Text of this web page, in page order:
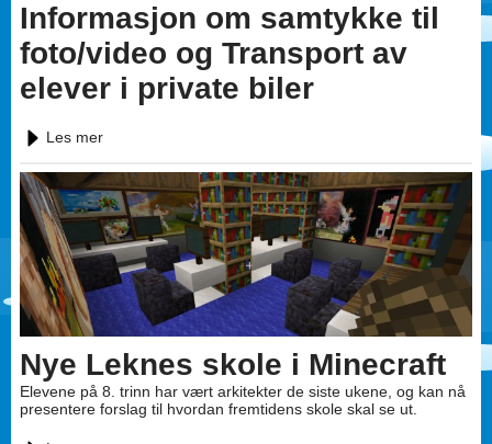
Informasjon om samtykke til
foto/video og Transport av
elever i private biler
Les mer
Nye Leknes skole i Minecraft
Elevene på 8. trinn har vært arkitekter de siste ukene, og kan nå
presentere forslag til hvordan fremtidens skole skal se ut.